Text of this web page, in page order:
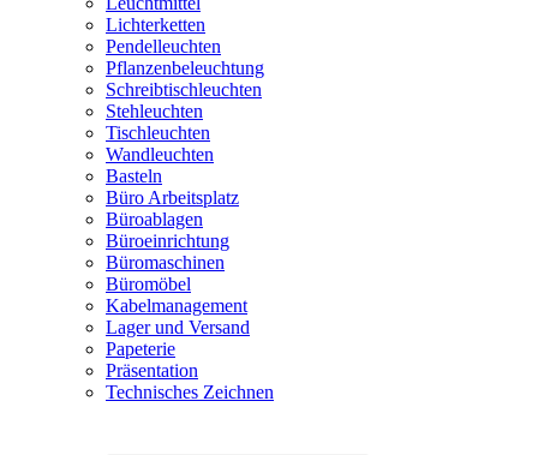
Lichterketten
Pendelleuchten
Pflanzenbeleuchtung
Schreibtischleuchten
Stehleuchten
Tischleuchten
Wandleuchten
Basteln
Büro Arbeitsplatz
Büroablagen
Büroeinrichtung
Büromaschinen
Büromöbel
Kabelmanagement
Lager und Versand
Papeterie
Präsentation
Technisches Zeichnen